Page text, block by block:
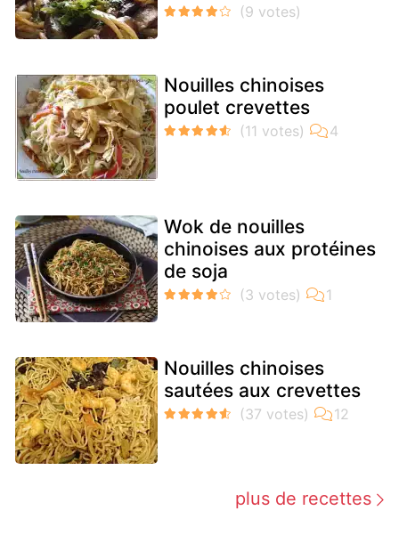
Nouilles chinoises
poulet crevettes
Wok de nouilles
chinoises aux protéines
de soja
Nouilles chinoises
sautées aux crevettes
plus de recettes